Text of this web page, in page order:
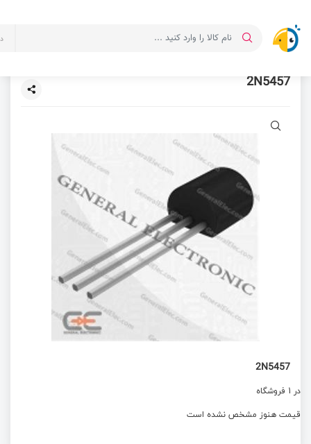
2N5457
2N5457
در 1 فروشگاه
قیمت هنوز مشخص نشده است